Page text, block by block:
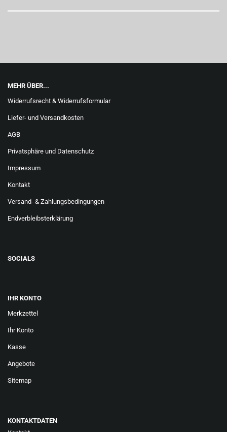
MEHR ÜBER...
Widerrufsrecht & Widerrufsformular
Liefer- und Versandkosten
AGB
Privatsphäre und Datenschutz
Impressum
Kontakt
Versand- & Zahlungsbedingungen
Endverbleibsterklärung
SOCIALS
IHR KONTO
Merkzettel
Ihr Konto
Kasse
Angebote
Sitemap
KONTAKTDATEN